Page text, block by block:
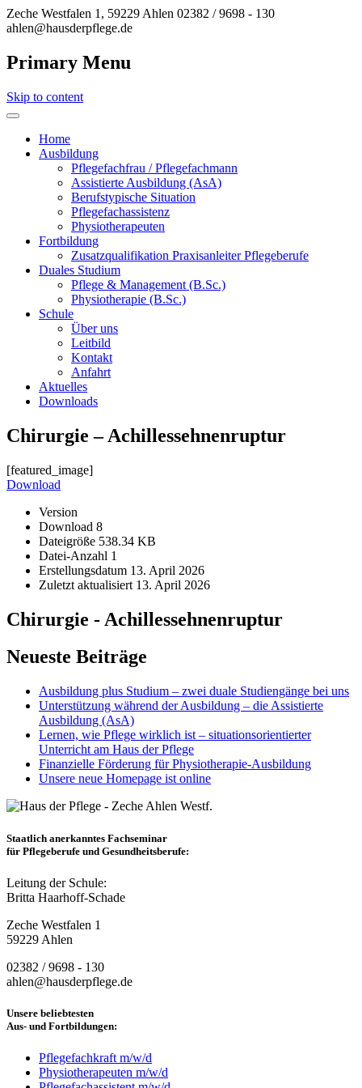
Zeche Westfalen 1, 59229 Ahlen 02382 / 9698 - 130
ahlen@hausderpflege.de
Primary Menu
Skip to content
Home
Ausbildung
Pflegefachfrau / Pflegefachmann
Assistierte Ausbildung (AsA)
Berufstypische Situation
Pflegefachassistenz
Physiotherapeuten
Fortbildung
Zusatzqualifikation Praxisanleiter Pflegeberufe
Duales Studium
Pflege & Management (B.Sc.)
Physiotherapie (B.Sc.)
Schule
Über uns
Leitbild
Kontakt
Anfahrt
Aktuelles
Downloads
Chirurgie – Achillessehnenruptur
[featured_image]
Download
Version
Download 8
Dateigröße 538.34 KB
Datei-Anzahl 1
Erstellungsdatum 13. April 2026
Zuletzt aktualisiert 13. April 2026
Chirurgie - Achillessehnenruptur
Neueste Beiträge
Ausbildung plus Studium – zwei duale Studiengänge bei uns
Unterstützung während der Ausbildung – die Assistierte
Ausbildung (AsA)
Lernen, wie Pflege wirklich ist – situationsorientierter
Unterricht am Haus der Pflege
Finanzielle Förderung für Physiotherapie-Ausbildung
Unsere neue Homepage ist online
Staatlich anerkanntes Fachseminar
für Pflegeberufe und Gesundheitsberufe:
Leitung der Schule:
Britta Haarhoff-Schade
Zeche Westfalen 1
59229 Ahlen
02382 / 9698 - 130
ahlen@hausderpflege.de
Unsere beliebtesten
Aus- und Fortbildungen:
Pflegefachkraft m/w/d
Physiotherapeuten m/w/d